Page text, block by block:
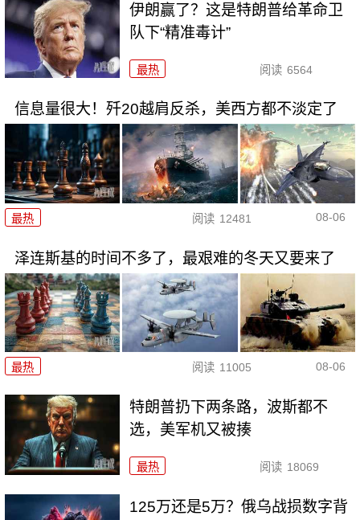
伊朗赢了？这是特朗普给革命卫
队下“精准毒计”
最热 阅读 6564
信息量很大！歼20越肩反杀，美西方都不淡定了
最热 阅读 12481 08-06
泽连斯基的时间不多了，最艰难的冬天又要来了
最热 阅读 11005 08-06
特朗普扔下两条路，波斯都不
选，美军机又被揍
最热 阅读 18069
125万还是5万？俄乌战损数字背